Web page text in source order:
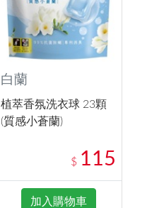
白蘭
植萃香氛洗衣球 23顆
(質感小蒼蘭)
$ 115
加入購物車